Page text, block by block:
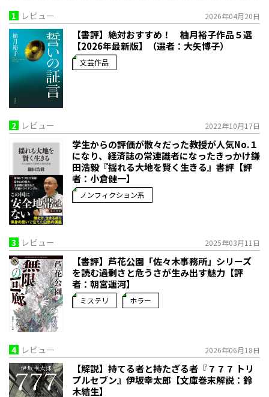
1 レビュー 2026年04月20日
【書評】絶対おすすめ！ 柚月裕子作品５選
【2026年最新版】（選者：大矢博子）
文芸作品
2 レビュー 2022年10月17日
学生からの評価が散々だった教授が人気No.１
になり、経済誌の常連識者になったきっかけ――鎌
田浩毅『揺れる大地を賢く生きる』書評【評
者：小倉健一】
ノンフィクション系
3 レビュー 2025年03月11日
【書評】芦花公園「佐々木事務所」シリーズ
を読む――過剰さと危うさが生み出す魅力【評
者：朝宮運河】
ミステリ ホラー
4 レビュー 2026年06月18日
【解説】持てる者と持たざる者――『７７７ トリ
プルセブン』伊坂幸太郎【文庫巻末解説：鈴
木結生】